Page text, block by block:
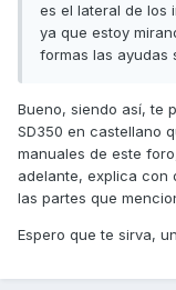
es el lateral de los
ya que estoy
formas las ayudas
Bueno, siendo así, te
SD350 en castellano
manuales de este
adelante, explica con
las partes que
Espero que te sirva,